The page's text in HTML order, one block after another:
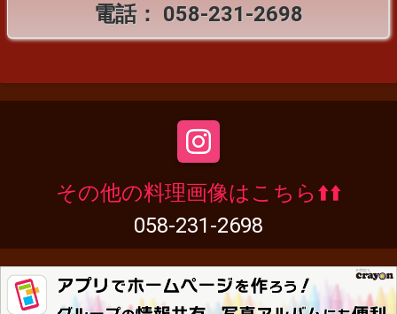
電話： 058-231-2698
その他の料理画像はこちら⬆️⬆️
058-231-2698